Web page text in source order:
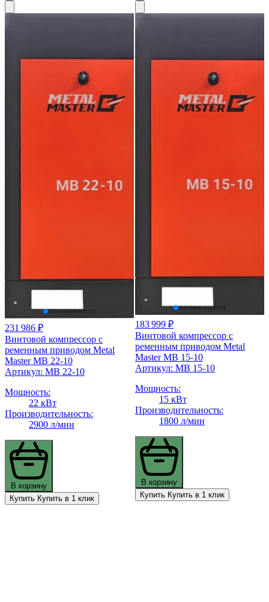
231 986 ₽
Винтовой компрессор с
ременным приводом Metal
Master MB 22-10
Артикул: MB 22-10
Мощность:
22 кВт
Производительность:
2900 л/мин
В корзину
Купить Купить в 1 клик
183 999 ₽
Винтовой компрессор с
ременным приводом Metal
Master MB 15-10
Артикул: MB 15-10
Мощность:
15 кВт
Производительность:
1800 л/мин
В корзину
Купить Купить в 1 клик